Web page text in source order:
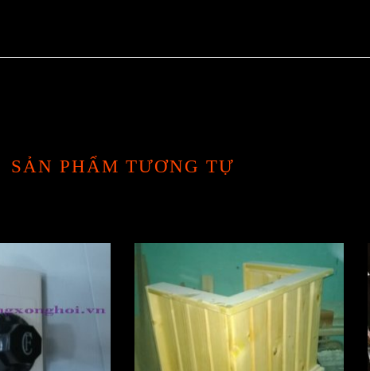
SẢN PHẨM TƯƠNG TỰ